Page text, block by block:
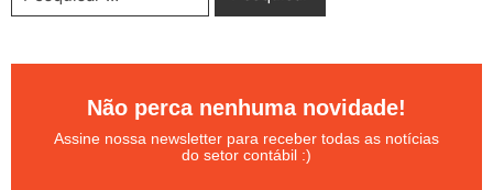
Não perca nenhuma novidade!
Assine nossa newsletter para receber todas as notícias
do setor contábil :)